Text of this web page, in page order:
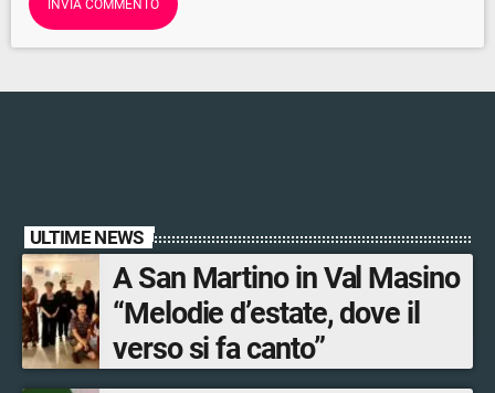
ULTIME NEWS
A San Martino in Val Masino
“Melodie d’estate, dove il
verso si fa canto”